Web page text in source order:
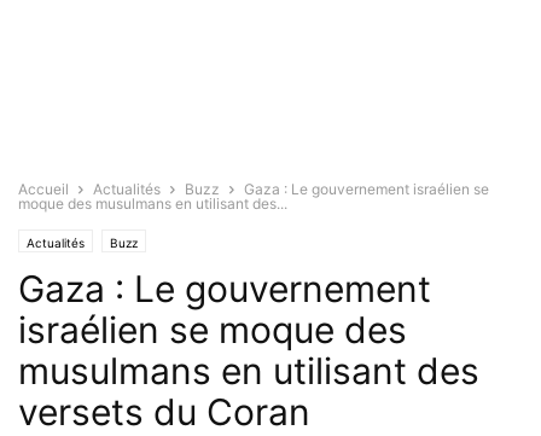
Accueil Actualités Buzz
Gaza : Le gouvernement israélien se
moque des musulmans en utilisant des...
Actualités Buzz
Gaza : Le gouvernement
israélien se moque des
musulmans en utilisant des
versets du Coran